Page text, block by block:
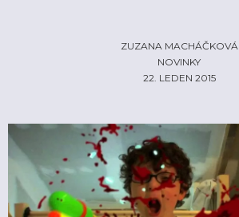
EHP/NORSKÉ FONDY
KONTAKTY
ZUZANA MACHÁČKOVÁ
NOVINKY
22. LEDEN 2015